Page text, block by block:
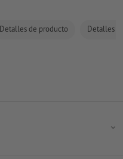
Detalles de producto Detalles